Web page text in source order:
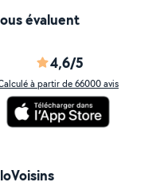
évaluent
4,6/5
à partir de 66000 avis